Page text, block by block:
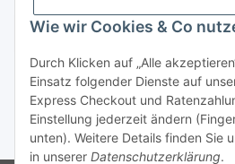
Wie wir Cookies & Co
Durch Klicken auf „Alle
Einsatz folgender Dienste auf
Express Checkout und
Einstellung jederzeit ändern
unten). Weitere Details finden Sie
in unserer Datenschutzerklärung.
Vertrag
* Alle Preise zzgl. gesetzlicher USt., zzgl.